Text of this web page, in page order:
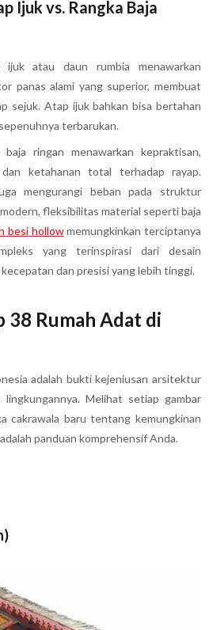
Ijuk vs. Rangka Baja
atau daun rumbia menawarkan
panas alami yang superior, membuat
sejuk. Atap ijuk bahkan bisa bertahan
terbarukan.
ringan menawarkan kepraktisan,
dan ketahanan total terhadap rayap.
mengurangi beban pada struktur
fleksibilitas material seperti baja
besi hollowmemungkinkan terciptanya
yang terinspirasi dari desain
dan presisi yang lebih tinggi.
38 Rumah Adat di
adalah bukti kejeniusan arsitektur
Melihat setiap gambar
cakrawala baru tentang kemungkinan
panduan komprehensif Anda.